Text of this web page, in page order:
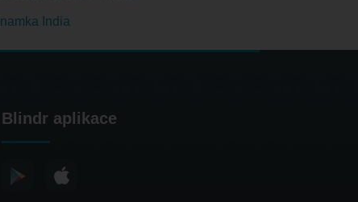
India
Blindr aplikace